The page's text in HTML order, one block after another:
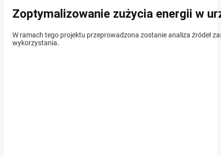
Zoptymalizowanie zużycia energii w
W ramach tego projektu przeprowadzona zostanie analiza źródeł
wykorzystania.